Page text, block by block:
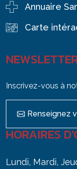
Annuaire
Carte
Inscrivez-vous à
Renseignez
HORAIRES
Lundi, Mardi,